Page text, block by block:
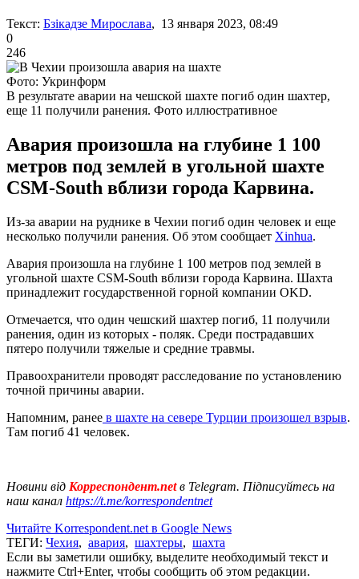
Текст: Бзікадзе Мирослава, 13 января 2023, 08:49
0
246
Фото: Укринформ
В результате аварии на чешской шахте погиб один шахтер,
еще 11 получили ранения. Фото иллюстративное
Авария произошла на глубине 1 100
метров под землей в угольной шахте
CSM-South вблизи города Карвина.
Из-за аварии на руднике в Чехии погиб один человек и еще
несколько получили ранения. Об этом сообщает Xinhua.
Авария произошла на глубине 1 100 метров под землей в
угольной шахте CSM-South вблизи города Карвина. Шахта
принадлежит государственной горной компании OKD.
Отмечается, что один чешский шахтер погиб, 11 получили
ранения, один из которых - поляк. Среди пострадавших
пятеро получили тяжелые и средние травмы.
Правоохранители проводят расследование по установлению
точной причины аварии.
Напомним, ранее в шахте на севере Турции произошел взрыв.
Там погиб 41 человек.
Новини від Корреспондент.netв Telegram. Підписуйтесь на
наш канал https://t.me/korrespondentnet
Читайте Korrespondent.net в Google News
ТЕГИ: Чехия, авария, шахтеры, шахта
Если вы заметили ошибку, выделите необходимый текст и
нажмите Ctrl+Enter, чтобы сообщить об этом редакции.